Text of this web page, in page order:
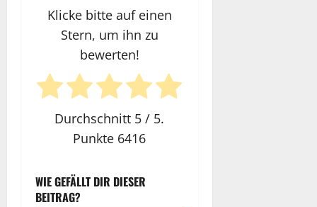
Klicke bitte auf einen
Stern, um ihn zu
bewerten!
Durchschnitt 5 / 5.
Punkte 6416
WIE GEFÄLLT DIR DIESER
BEITRAG?